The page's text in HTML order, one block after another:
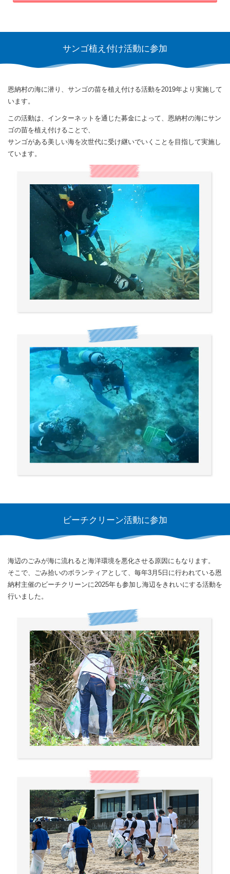
サンゴ植え付け活動に参加
恩納村の海に潜り、サンゴの苗を植え付ける活動を2019年より実施して
います。
この活動は、インターネットを通じた募金によって、恩納村の海にサン
ゴの苗を植え付けることで、
サンゴがある美しい海を次世代に受け継いでいくことを目指して実施し
ています。
ビーチクリーン活動に参加
海辺のごみが海に流れると海洋環境を悪化させる原因にもなります。
そこで、ごみ拾いのボランティアとして、 毎年3月5日に行われている恩
納村主催のビーチクリーンに2025年も参加し海辺をきれいにする活動を
行いました。